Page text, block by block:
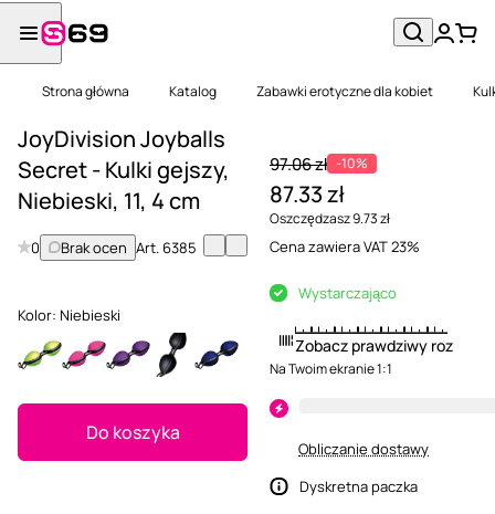
Strona główna Katalog Zabawki erotyczne dla kobiet
JoyDivision Joyballs
Secret - Kulki gejszy,
Niebieski, 11, 4 cm
0 Brak ocen Art.6385
Kolor: Niebieski
Do koszyka
97.06 zł -10%
87.33 zł
Oszczędzasz 9.73 zł
Cena zawiera VAT 23%
Wystarczająco
Zobacz prawdziwy rozmiar
Na Twoim ekranie 1:1
Obliczanie dostawy
Dyskretna paczka